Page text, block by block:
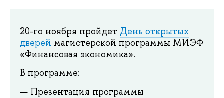
20-го ноября пройдет День открытых
дверей магистерской программы МИЭФ
«Финансовая экономика».
В программе:
Презентация программы